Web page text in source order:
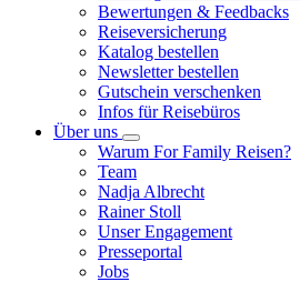
Bewertungen & Feedbacks
Reiseversicherung
Katalog bestellen
Newsletter bestellen
Gutschein verschenken
Infos für Reisebüros
Über uns
Warum For Family Reisen?
Team
Nadja Albrecht
Rainer Stoll
Unser Engagement
Presseportal
Jobs